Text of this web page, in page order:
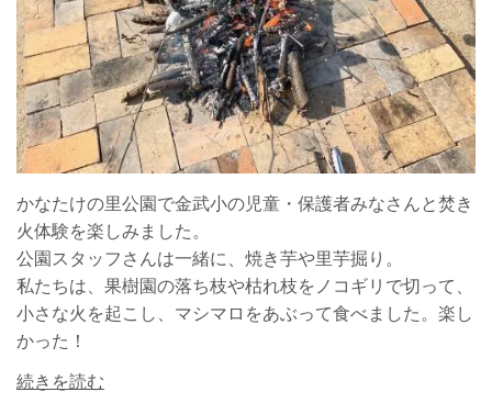
かなたけの里公園で金武小の児童・保護者みなさんと焚き
火体験を楽しみました。
公園スタッフさんは一緒に、焼き芋や里芋掘り。
私たちは、果樹園の落ち枝や枯れ枝をノコギリで切って、
小さな火を起こし、マシマロをあぶって食べました。 楽し
かった！
続きを読む